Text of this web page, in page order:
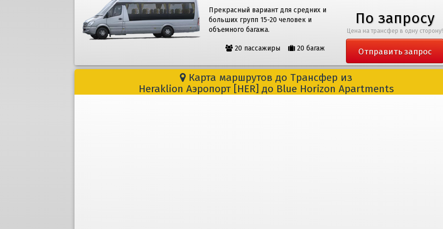
Прекрасный вариант для средних и
больших групп 15-20 человек и
объемного багажа.
20 пассажиры 20 багаж
По запросу
Цена на трансфер в одну сторону!
Отправить запрос
Карта маршрутов до Трансфер из
Heraklion Aэропорт [HER] до Blue Horizon Apartments